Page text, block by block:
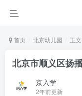
首页 北京幼儿园 正文
北京市顺义区扬
京入学
2年前更新